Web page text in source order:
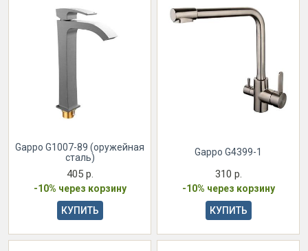
Gappo G1007-89 (оружейная
сталь)
405 р.
-10% через корзину
КУПИТЬ
Gappo G4399-1
310 р.
-10% через корзину
КУПИТЬ